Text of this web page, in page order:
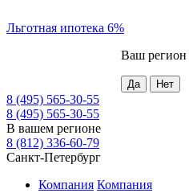
Льготная ипотека 6%
Ваш регион
8 (495) 565-30-55
8 (495) 565-30-55
В вашем регионе
8 (812) 336-60-79
Санкт-Петербург
Компания Компания